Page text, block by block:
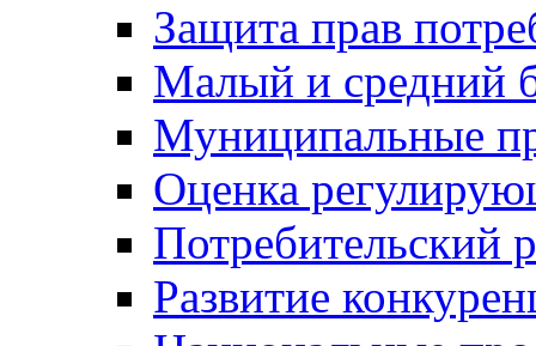
Защита прав
Малый и средний
Муниципальные
Оценка
Потребительский
Развитие